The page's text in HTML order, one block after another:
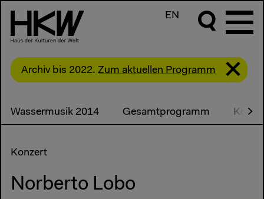
EN
Archiv bis 2022. Zum aktuellen Programm
Wassermusik 2014 Gesamtprogramm
Konzert
Norberto Lobo